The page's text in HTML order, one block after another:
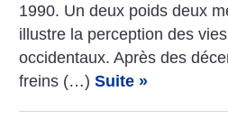
1990. Un deux poids deux
illustre la perception des
occidentaux. Après des
freins (…)Suite »